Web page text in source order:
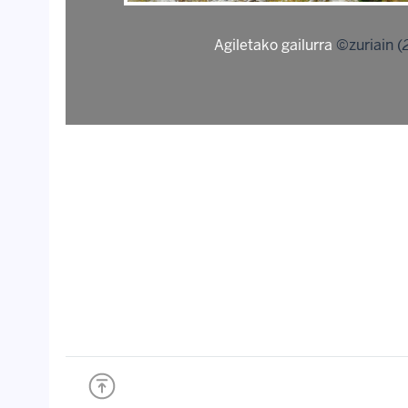
Agiletako gailurra ©zuriain (